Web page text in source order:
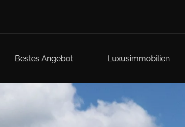
Bestes Angebot Luxusimmobilien